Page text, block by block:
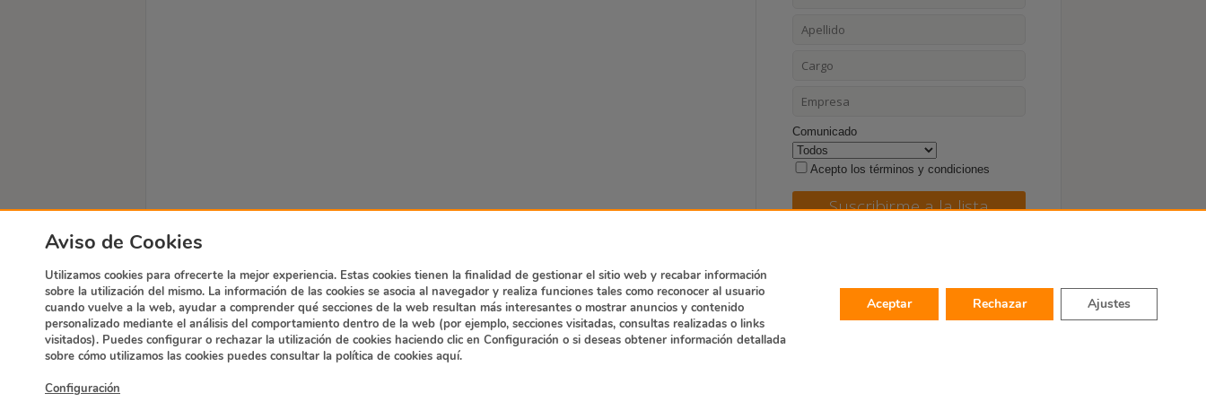
Comunicado
Acepto los términos y condiciones
Suscripción Newsletter
Contacto
Política de privacidad
Términos y condiciones
Aviso de Cookies
Utilizamos cookies para ofrecerte la mejor experiencia. Estas cookies tienen la finalidad de gestionar el sitio web y recabar información
sobre la utilización del mismo. La información de las cookies se asocia al navegador y realiza funciones tales como reconocer al usuario
cuando vuelve a la web, ayudar a comprender qué secciones de la web resultan más interesantes o mostrar anuncios y contenido
personalizado mediante el análisis del comportamiento dentro de la web (por ejemplo, secciones visitadas, consultas realizadas o links
visitados). Puedes configurar o rechazar la utilización de cookies haciendo clic en Configuración o si deseas obtener información detallada
sobre cómo utilizamos las cookies puedes consultar la política de cookies aquí.
Configuración
Aceptar Rechazar Ajustes